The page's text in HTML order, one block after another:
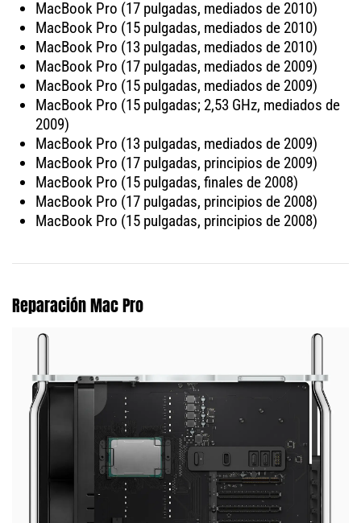
MacBook Pro (17 pulgadas, mediados de 2010)
MacBook Pro (15 pulgadas, mediados de 2010)
MacBook Pro (13 pulgadas, mediados de 2010)
MacBook Pro (17 pulgadas, mediados de 2009)
MacBook Pro (15 pulgadas, mediados de 2009)
MacBook Pro (15 pulgadas; 2,53 GHz, mediados de
2009)
MacBook Pro (13 pulgadas, mediados de 2009)
MacBook Pro (17 pulgadas, principios de 2009)
MacBook Pro (15 pulgadas, finales de 2008)
MacBook Pro (17 pulgadas, principios de 2008)
MacBook Pro (15 pulgadas, principios de 2008)
Reparación Mac Pro